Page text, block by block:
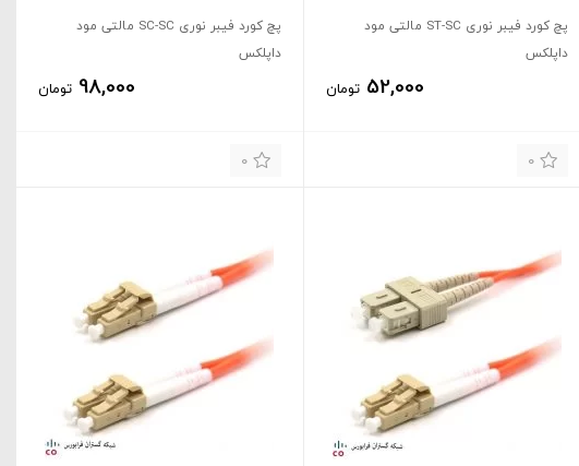
پچ کورد فیبر نوری ST-SC مالتی مود
داپلکس
0
52,000 تومان
پچ کورد فیبر نوری SC-SC مالتی مود
داپلکس
0
98,000 تومان